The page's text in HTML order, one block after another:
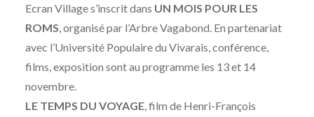
MOÏSE
MAIGRET
OCTOBRE
2024
Ecran Village s’inscrit dans UN MOIS POUR LES
ROMS , organisé par l’Arbre Vagabond. En partenariat
avec l’Université Populaire du Vivarais, conférence,
films, exposition sont au programme les 13 et 14
novembre.
LE TEMPS DU VOYAGE, film de Henri-François